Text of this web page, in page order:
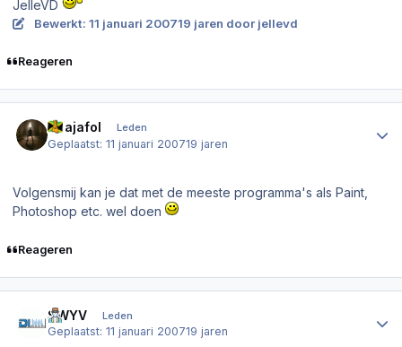
JelleVD
Bewerkt: 11 januari 200719 jaren door jellevd
Reageren
Sdajafol Leden
Geplaatst:11 januari 200719 jaren
Volgensmij kan je dat met de meeste programma's als Paint,
Photoshop etc. wel doen
Reageren
SWYV Leden
Geplaatst:11 januari 200719 jaren